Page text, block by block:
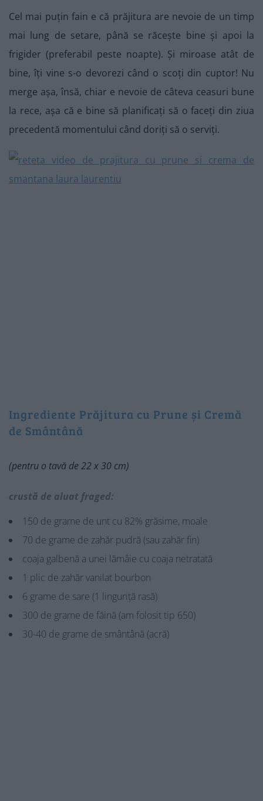
Cel mai puțin fain e că prăjitura are nevoie de un timp
mai lung de setare, până se răcește bine și apoi la
frigider (preferabil peste noapte). Și miroase atât de
bine, îți vine s-o devorezi când o scoți din cuptor! Nu
merge așa, însă, chiar e nevoie de câteva ceasuri bune
la rece, așa că e bine să planificați să o faceți din ziua
precedentă momentului când doriți să o serviți.
Ingrediente Prăjitura cu Prune și Cremă
de Smântână
(pentru o tavă de 22 x 30 cm)
crustă de aluat fraged:
150 de grame de unt cu 82% grăsime, moale
70 de grame de zahăr pudră (sau zahăr fin)
coaja galbenă a unei lămâie cu coaja netratată
1 plic de zahăr vanilat bourbon
6 grame de sare (1 linguriță rasă)
300 de grame de făină (am folosit tip 650)
30-40 de grame de smântână (acră)